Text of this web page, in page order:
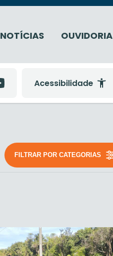
NOTÍCIAS OUVIDORIA
Acessibilidade
FILTRAR POR CATEGORIAS